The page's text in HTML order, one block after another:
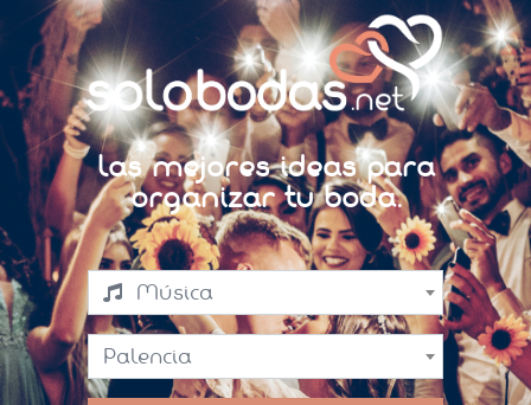
Las mejores ideas para
organizar tu boda.
Música
Palencia